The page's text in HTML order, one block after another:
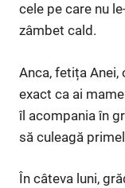
cele pe care nu
zâmbet cald.
Anca, fetița
exact ca ai
îl acompania în
să culeagă
În câteva luni,